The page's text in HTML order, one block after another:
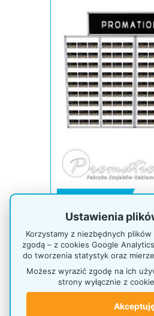
Kod: P570wx2
Czas realizacji
Stojak na wizytówki
Ustawienia
Korzystamy z niezbędnych
zgodą – z cookies Google
do tworzenia statystyk oraz
Możesz wyrazić zgodę na ich
strony wyłącznie z